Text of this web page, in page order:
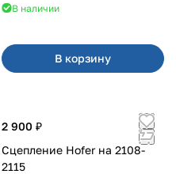
В наличии
В корзину
2 900 ₽
Сцепление Hofer на 2108-
2115